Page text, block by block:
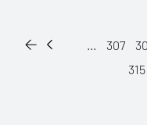
... 307
315